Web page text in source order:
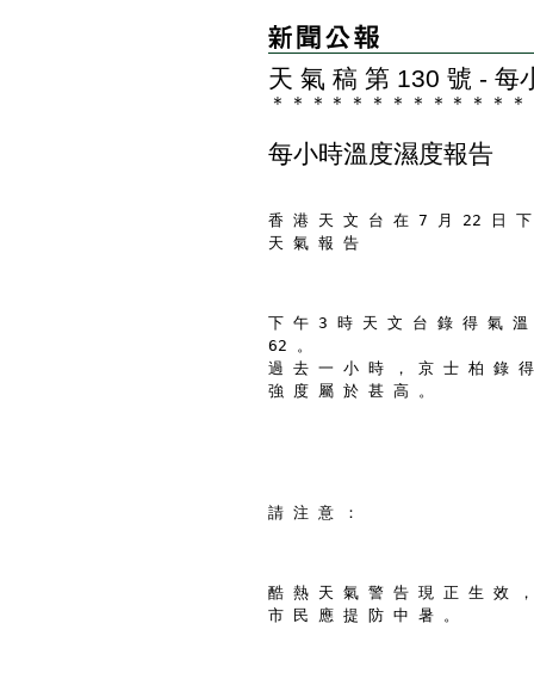
天 氣 稿 第 130 號 - 每
＊ ＊ ＊ ＊ ＊ ＊ ＊ ＊ ＊ ＊ ＊ ＊ ＊
每小時溫度濕度報告
香 港 天 文 台 在 7 月 22 日
天 氣 報 告
下 午 3 時 天 文 台 錄 得 氣
62 。
過 去 一 小 時 ， 京 士 柏 錄
強 度 屬 於 甚 高 。
請 注 意 ：
酷 熱 天 氣 警 告 現 正 生 效
市 民 應 提 防 中 暑 。